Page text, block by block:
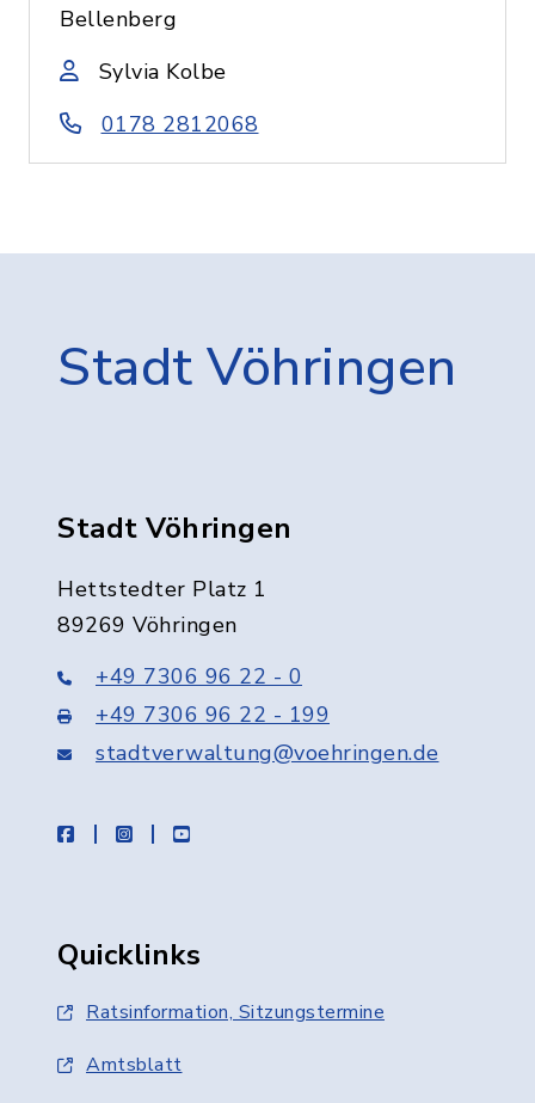
Bellenberg
Sylvia Kolbe
0178 2812068
Stadt Vöhringen
Stadt Vöhringen
Hettstedter Platz 1
89269 Vöhringen
+49 7306 96 22 - 0
+49 7306 96 22 - 199
stadtverwaltung@voehringen.de
facebookinstagramyoutube
Quicklinks
Ratsinformation, Sitzungstermine
Amtsblatt